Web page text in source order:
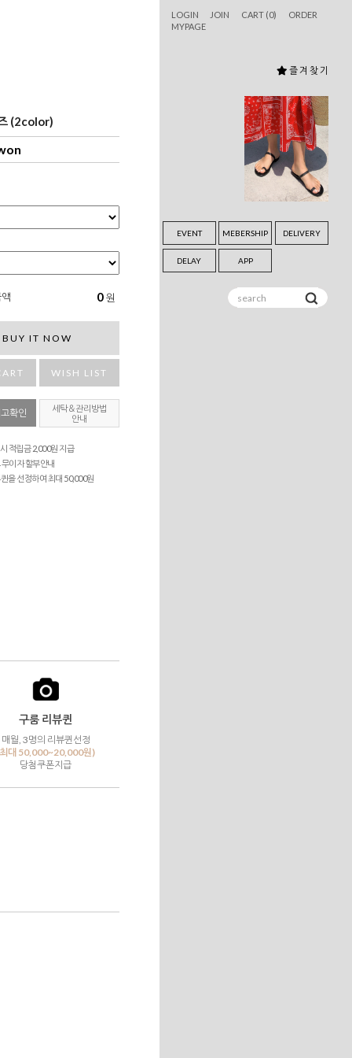
LOGIN JOIN CART (0)
ORDER
MYPAGE
즐 겨 찾 기
EVENT MEBERSHIP DELIVERY
DELAY APP
(2color)
0 원
BUY IT NOW
WISH LIST
확인
세탁＆관리방법
안내
적립금 2,000원 지급
이자 할부안내
을 선정하여 최대 50,000원
구룸 리뷰퀸
매월, 3명의 리뷰퀸선정
대 50,000~20,000원)
당첨쿠폰지급